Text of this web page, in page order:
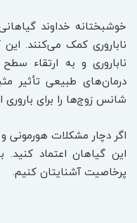
خوشبختانه خداوند
ناباروری کمک می‌کنند.
ناباروری و به ارتقاء
درمان‌های طبیعی تأثیر
شانس زوج‌ها را برای
اگر دچار مشکلات
این گیاهان اعتماد کنید.
پرخاصیت آشنایتان کنیم.